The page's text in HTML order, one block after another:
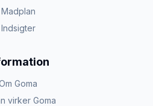
Madplan
Indsigter
Goma
virker Goma